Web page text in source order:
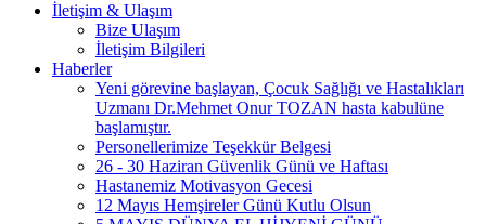
İletişim & Ulaşım
Bize Ulaşım
İletişim Bilgileri
Haberler
Yeni görevine başlayan, Çocuk Sağlığı ve Hastalıkları
Uzmanı Dr.Mehmet Onur TOZAN hasta kabulüne
başlamıştır.
Personellerimize Teşekkür Belgesi
26 - 30 Haziran Güvenlik Günü ve Haftası
Hastanemiz Motivasyon Gecesi
12 Mayıs Hemşireler Günü Kutlu Olsun